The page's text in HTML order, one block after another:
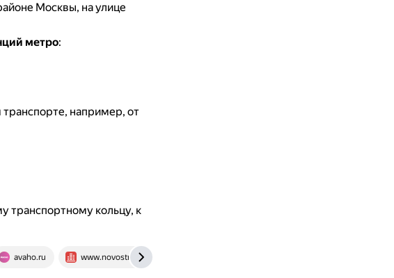
Москвы, на улице
метро:
например, от
транспортному кольцу, к
avaho.ru www.novostroy-m.ru